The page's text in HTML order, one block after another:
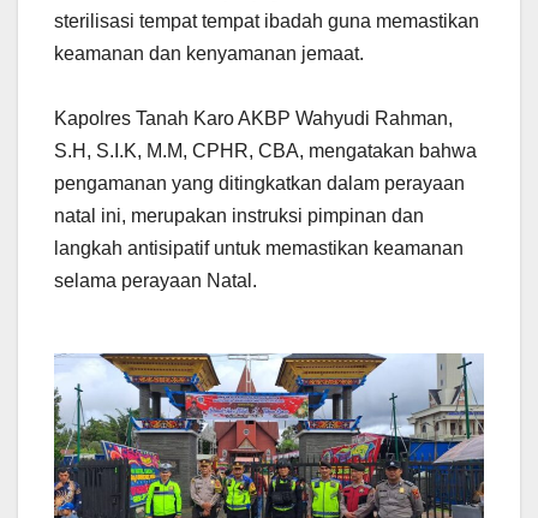
sterilisasi tempat tempat ibadah guna memastikan
keamanan dan kenyamanan jemaat.
Kapolres Tanah Karo AKBP Wahyudi Rahman,
S.H, S.I.K, M.M, CPHR, CBA, mengatakan bahwa
pengamanan yang ditingkatkan dalam perayaan
natal ini, merupakan instruksi pimpinan dan
langkah antisipatif untuk memastikan keamanan
selama perayaan Natal.